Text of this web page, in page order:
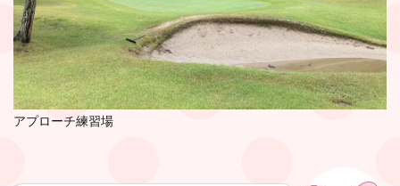
アプローチ練習場